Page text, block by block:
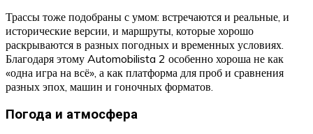
Трассы тоже подобраны с умом: встречаются и реальные, и
исторические версии, и маршруты, которые хорошо
раскрываются в разных погодных и временных условиях.
Благодаря этому Automobilista 2 особенно хороша не как
«одна игра на всё», а как платформа для проб и сравнения
разных эпох, машин и гоночных форматов.
Погода и атмосфера